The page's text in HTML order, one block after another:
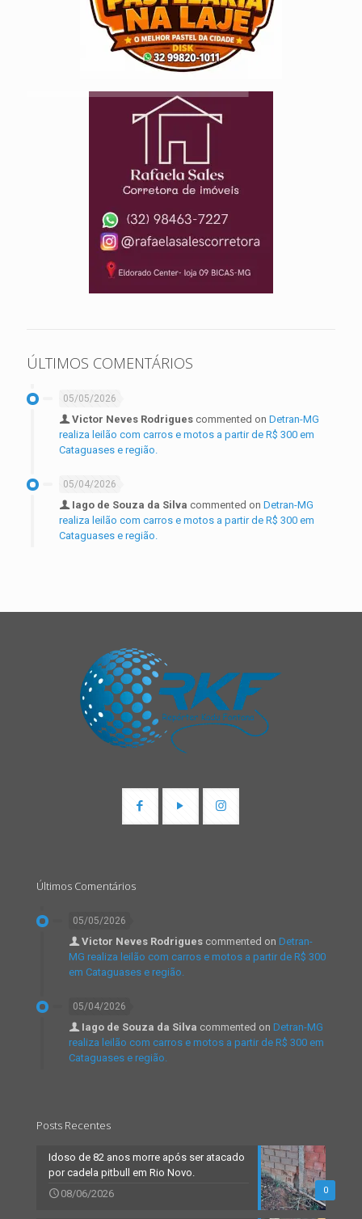
ÚLTIMOS COMENTÁRIOS
05/05/2026
Victor Neves Rodrigues commented on Detran-MG
realiza leilão com carros e motos a partir de R$ 300 em
Cataguases e região.
05/04/2026
Iago de Souza da Silva commented on Detran-MG
realiza leilão com carros e motos a partir de R$ 300 em
Cataguases e região.
Últimos Comentários
05/05/2026
Victor Neves Rodrigues commented on Detran-
MG realiza leilão com carros e motos a partir de R$ 300
em Cataguases e região.
05/04/2026
Iago de Souza da Silva commented on Detran-MG
realiza leilão com carros e motos a partir de R$ 300 em
Cataguases e região.
Posts Recentes
0
Idoso de 82 anos morre após ser atacado
por cadela pitbull em Rio Novo.
08/06/2026